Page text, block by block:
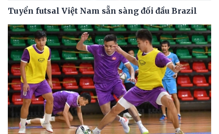
Tuyển futsal Việt Nam sẵn sàng đối đầu Brazil